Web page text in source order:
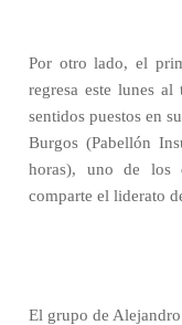
Por otro lado, el
regresa este lunes
sentidos puestos en
Burgos (Pabellón
horas), uno de los
comparte el liderato
El grupo de